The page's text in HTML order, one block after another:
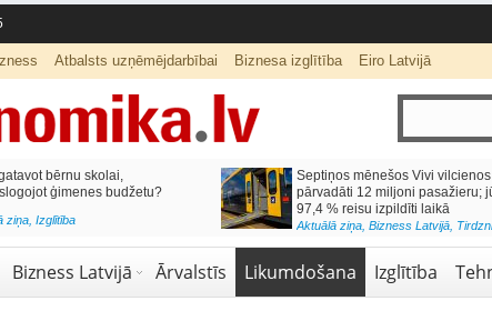
Atbalsts uzņēmējdarbībai Biznesa izglītība Eiro Latvijā
bērnu skolai,
ģimenes budžetu?
ziņa, Izglītība
Septiņos mēnešos Vivi vilcienos
pārvadāti 12 miljoni pasažieru;
97,4 % reisu izpildīti laikā
Aktuālā ziņa, Bizness Latvijā,
Bizness Latvijā Ārvalstīs Likumdošana Izglītība